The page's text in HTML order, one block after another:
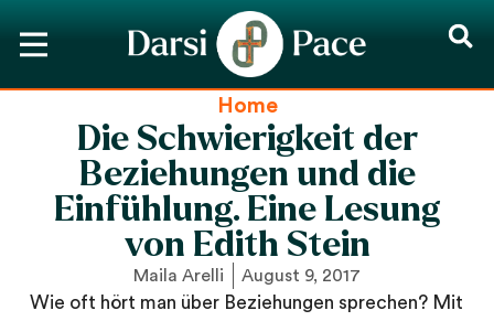
Home
Die Schwierigkeit der
Beziehungen und die
Einfühlung. Eine Lesung
von Edith Stein
Maila Arelli August 9, 2017
Wie oft hört man über Beziehungen sprechen? Mit